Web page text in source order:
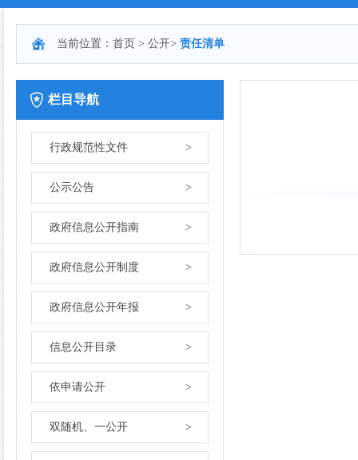
当前位置： 首页 > 公开> 责任清单
栏目导航
行政规范性文件 >
公示公告 >
政府信息公开指南 >
政府信息公开制度 >
政府信息公开年报 >
信息公开目录 >
依申请公开 >
双随机、一公开 >